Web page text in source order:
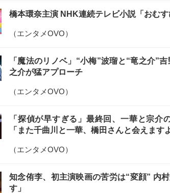
橋本環奈主演 NHK連続テレビ小説「おむ
（エンタメOVO）
「魔法のリノベ」“小梅”波瑠と“竜之介”
之介が猛アプローチ
（エンタメOVO）
「探偵が早すぎる」最終回、一華と宗介
「また千曲川と一華、橋田さんと会えます
（エンタメOVO）
知念侑李、初主演映画の苦労は“変顔” 内
す」